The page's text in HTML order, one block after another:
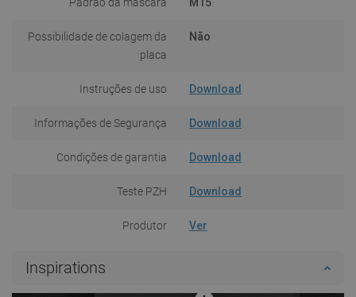
Possibilidade de colagem da
placa
Não
Instruções de uso Download
Informações de Segurança Download
Condições de garantia Download
Teste PZH Download
Produtor Ver
Inspirations